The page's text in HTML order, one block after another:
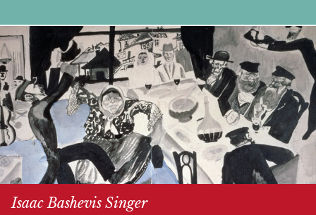
Isaac Bashevis Singer